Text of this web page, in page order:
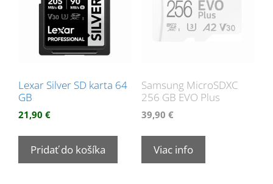
Lexar Silver SD karta 64
GB
21,90 €
Pridať do košíka
Samsung MicroSDXC
256 GB EVO Plus
39,90 €
Viac info